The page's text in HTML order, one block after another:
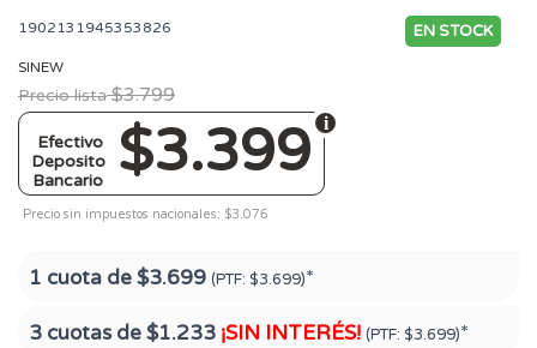
1902131945353826 EN STOCK
SINEW
Precio lista $3.799
$3.399
Efectivo
Deposito
Bancario
Precio sin impuestos nacionales: $3.076
1 cuota de$3.699 (PTF: $3.699)*
3 cuotas de$1.233 ¡SIN INTERÉS! (PTF: $3.699)*